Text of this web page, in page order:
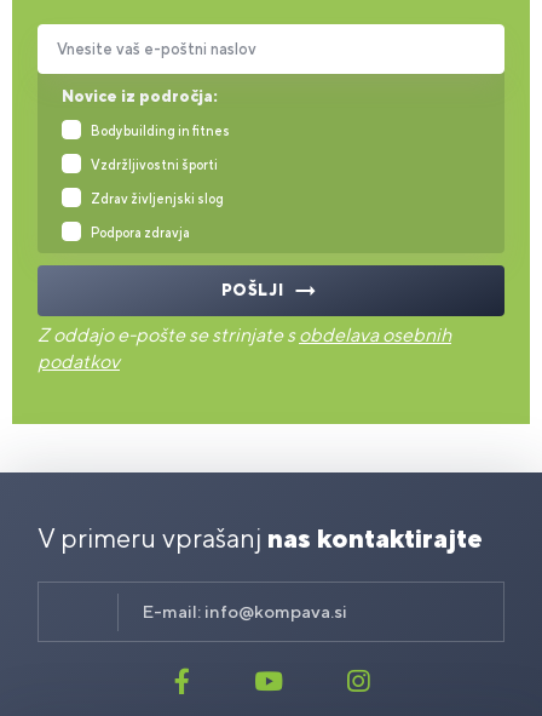
Novice iz področja:
Bodybuilding in fitnes
Vzdržljivostni športi
Zdrav življenjski slog
Podpora zdravja
Vnesite vaš e-poštni naslov
POŠLJI
Z oddajo e-pošte se strinjate sobdelava osebnih
podatkov
V primeru vprašanj nas kontaktirajte
E-mail: info@kompava.si